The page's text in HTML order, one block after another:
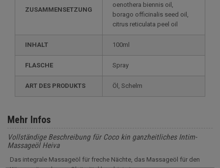
ZUSAMMENSETZUNG
oenothera biennis oil,
borago officinalis seed oil,
citrus reticulata peel oil
INHALT 100ml
FLASCHE Spray
ART DES PRODUKTS Öl, Schelm
Mehr Infos
Vollständige Beschreibung für Coco kin ganzheitliches Intim-
Massageöl Heiva
Das integrale Massageöl für freche Nächte, das Massageöl für den